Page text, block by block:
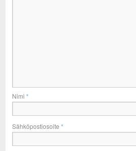
Nimi *
Sähköpostiosoite *